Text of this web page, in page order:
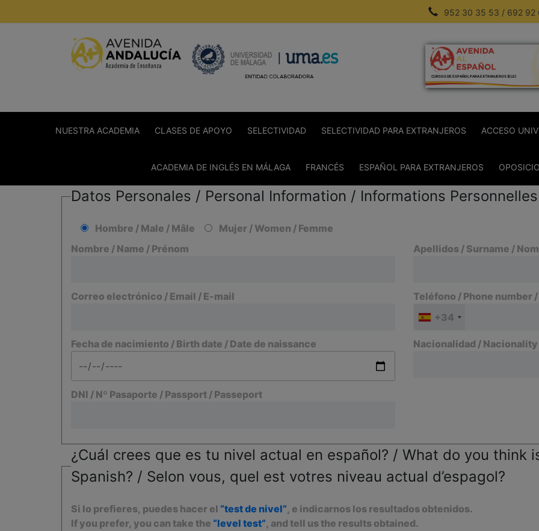
al
952 30 35 53 / 692 92
CURSOS DE ESPAÑOL PARA EXTRANJEROS (ELE)
NUESTRA ACADEMIA CLASES DE APOYO SELECTIVIDAD SELECTIVIDAD PARA EXTRANJEROS ACCESO
ACADEMIA DE INGLÉS EN MÁLAGA FRANCÉS ESPAÑOL PARA EXTRANJEROS
Datos Personales / Personal Information / Informations Personnelles
Hombre / Male / Mâle
Mujer / Women / Femme
Nombre / Name / Prénom
Apellidos / Surname / Nom
Correo electrónico / Email / E-mail
Teléfono / Phone number
+34
Fecha de nacimiento / Birth date / Date de naissance Nacionalidad /
DNI / Nº Pasaporte / Passport / Passeport
¿Cuál crees que es tu nivel actual en español? / What do you think
Spanish? / Selon vous, quel est votres niveau actual d’espagol?
Si lo prefieres, puedes hacer el “test de nivel”, e indicarnos los resultados obtenidos.
If you prefer, you can take the “level test”, and tell us the results obtained.